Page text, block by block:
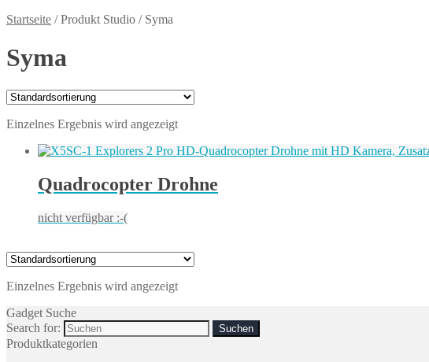
Startseite /Produkt Studio / Syma
Syma
Einzelnes Ergebnis wird angezeigt
Quadrocopter Drohne
nicht verfügbar :-(
Einzelnes Ergebnis wird angezeigt
Gadget Suche
Search for:
Produktkategorien